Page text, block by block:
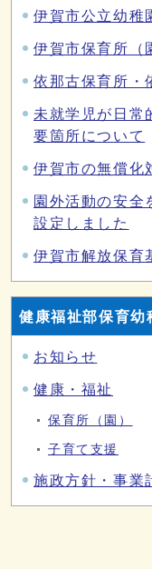
伊賀市公立幼稚
伊賀市保育所（
依那古保育所・
未就学児が日常
要箇所について
伊賀市の無償化
園外活動の安全
設定しました
伊賀市解放保育
健康福祉部保育幼
お知らせ
健康・福祉
保育所（園）
子育て支援
施政方針・事業